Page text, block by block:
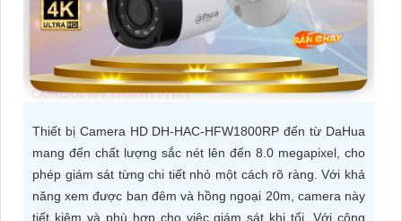
KIỆN
CAMERA
VẤN
Thiết bị Camera HD DH-HAC-HFW1800RP đến từ DaHua
mang đến chất lượng sắc nét lên đến 8.0 megapixel, cho
phép giám sát từng chi tiết nhỏ một cách rõ ràng. Với khả
năng xem được ban đêm và hồng ngoại 20m, camera này
tiết kiệm và phù hợp cho việc giám sát khi tối. Với công